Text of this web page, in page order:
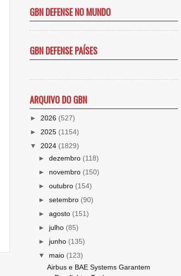
GBN DEFENSE NO MUNDO
GBN DEFENSE PAÍSES
ARQUIVO DO GBN
► 2026 (527)
► 2025 (1154)
▼ 2024 (1829)
► dezembro (118)
► novembro (150)
► outubro (154)
► setembro (90)
► agosto (151)
► julho (85)
► junho (135)
▼ maio (123)
Airbus e BAE Systems Garantem